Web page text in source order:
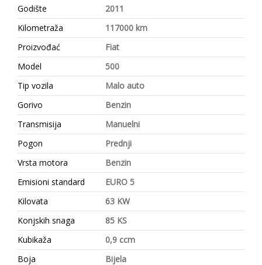
Godište
2011
Kilometraža
117000 km
Proizvođać
Fiat
Model
500
Tip vozila
Malo auto
Gorivo
Benzin
Transmisija
Manuelni
Pogon
Prednji
Vrsta motora
Benzin
Emisioni standard
EURO 5
Kilovata
63 KW
Konjskih snaga
85 KS
Kubikaža
0,9 ccm
Boja
Bijela